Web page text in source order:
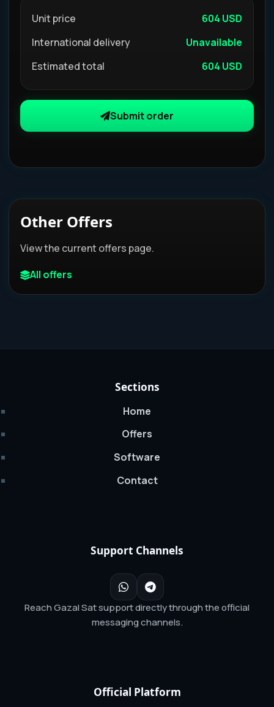
Unit price
604 USD
International delivery
Unavailable
Estimated total
604 USD
Submit order
Other Offers
View the current offers page.
All offers
Sections
Home
Offers
Software
Contact
Support Channels
Reach Gazal Sat support directly through the official
messaging channels.
Official Platform